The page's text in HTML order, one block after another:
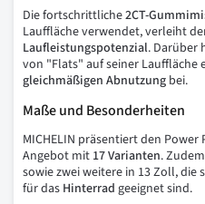
Die fortschrittliche2CT-
Lauffläche verwendet, verleiht
Laufleistungspotenzial. Darüber
von "Flats" auf seiner Lauffläche
gleichmäßigen Abnutzung bei.
Maße und Besonderheiten
MICHELIN präsentiert den
Angebot mit 17 Varianten.
sowie zwei weitere in 13 Zoll, die
für das Hinterrad geeignet sind.